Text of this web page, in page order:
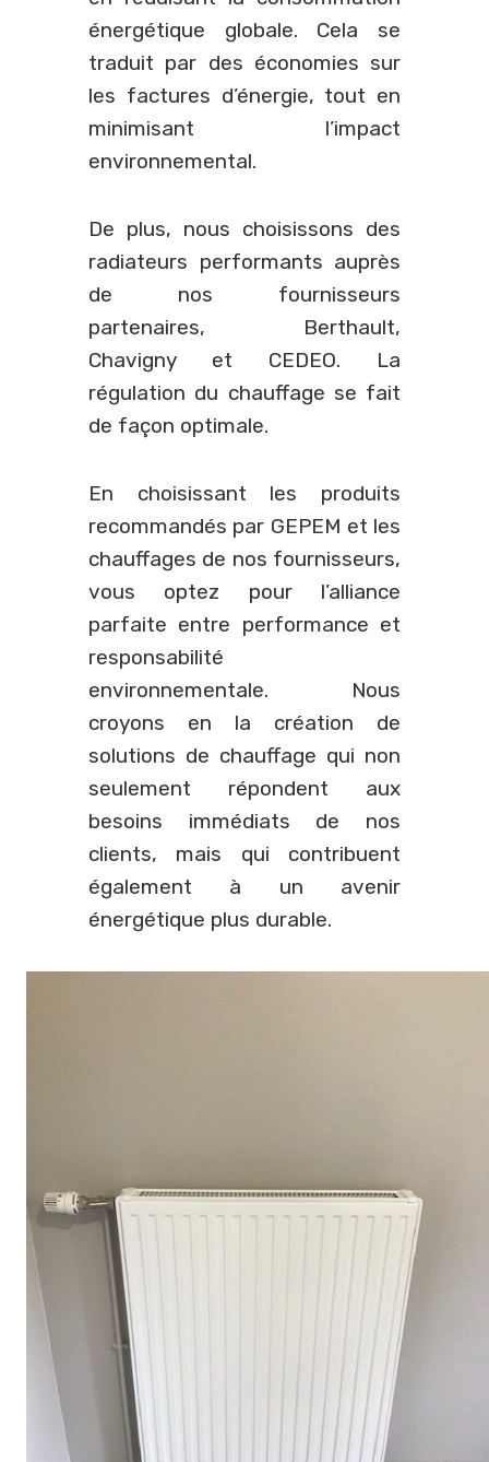
énergétique globale. Cela se
traduit par des économies sur
les factures d’énergie, tout en
minimisant l’impact
environnemental.
De plus, nous choisissons des
radiateurs performants auprès
de nos fournisseurs
partenaires, Berthault,
Chavigny et CEDEO. La
régulation du chauffage se fait
de façon optimale.
En choisissant les produits
recommandés par GEPEM et les
chauffages de nos fournisseurs,
vous optez pour l’alliance
parfaite entre performance et
responsabilité
environnementale. Nous
croyons en la création de
solutions de chauffage qui non
seulement répondent aux
besoins immédiats de nos
clients, mais qui contribuent
également à un avenir
énergétique plus durable.